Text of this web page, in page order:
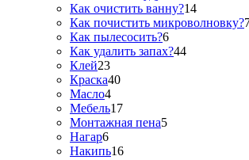
Как очистить ванну?14
Как почистить микроволновку?
Как пылесосить?6
Как удалить запах?44
Клей23
Краска40
Масло4
Мебель17
Монтажная пена5
Нагар6
Накипь16